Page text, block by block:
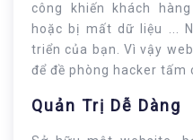
công khiến khách
hoặc bị mất dữ liệu ...
triển của bạn. Vì vậy
để đề phòng hacker tấm
Quản Trị Dễ Dàng